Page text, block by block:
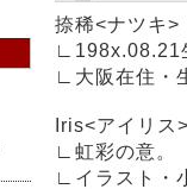
捺稀<ナツキ>
∟198x.08.21
∟大阪在住・
Iris<アイリス
∟虹彩の意。
∟イラスト・